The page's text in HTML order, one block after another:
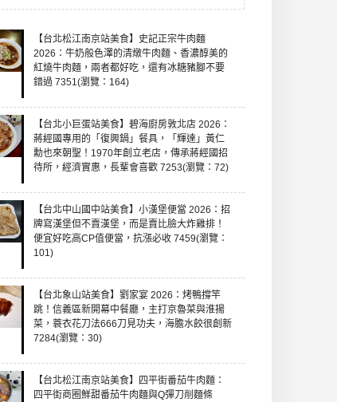
【台北松江南京站美食】史記正宗牛肉麵
2026：牛奶般色澤的清燉牛肉麵、香濃醇美的
紅燒牛肉麵，兩者都好吃，還有冰糖豬腳不要
錯過 7351(瀏覽：164)
【台北小巨蛋站美食】碧海廚房敦北店 2026：
蔣經國專用的「復興鍋」餐具，「輝達」黃仁
勳也來朝聖！1970年創立老店，傳承蔣經國招
待所，經濟實惠，長輩會喜歡 7253(瀏覽：72)
【台北中山國中站美食】小漢堡便當 2026：招
牌寫漢堡但不賣漢堡，而是賣比臉大炸雞排！
便宜好吃高CP值便當，抗漲必收 7459(瀏覽：
101)
【台北象山站美食】劉家宴 2026：烤鴨撐竿
跳！信義區新開幕中餐廳，主打京魯菜與淮揚
菜，蓑衣花刀法666刀見功夫，海膽水餃很創新
7284(瀏覽：30)
【台北松江南京站美食】四平街番茄牛肉麵：
四平街商圈鮮甜番茄牛肉麵與Q彈刀削麵條